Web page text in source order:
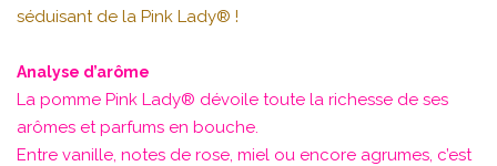
séduisant de la Pink Lady® !
Analyse d’arôme
La pomme Pink Lady® dévoile toute la richesse de ses
arômes et parfums en bouche.
Entre vanille, notes de rose, miel ou encore agrumes, c’est